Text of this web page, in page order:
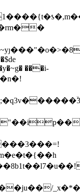
���i-